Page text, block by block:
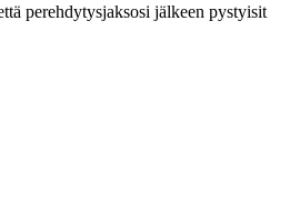
perehdytysjaksosi jälkeen pystyisit